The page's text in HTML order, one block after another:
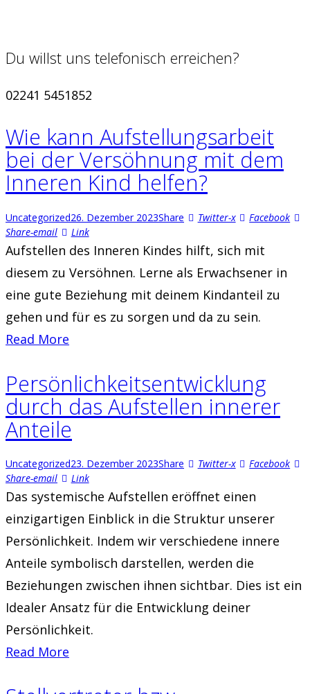
Du willst uns telefonisch erreichen?
02241 5451852‬
Wie kann Aufstellungsarbeit
bei der Versöhnung mit dem
Inneren Kind helfen?
Uncategorized26. Dezember 2023Share Twitter-x
Facebook
Share-email
Link
Aufstellen des Inneren Kindes hilft, sich mit
diesem zu Versöhnen. Lerne als Erwachsener in
eine gute Beziehung mit deinem Kindanteil zu
gehen und für es zu sorgen und da zu sein.
Read More
Persönlichkeitsentwicklung
durch das Aufstellen innerer
Anteile
Uncategorized23. Dezember 2023Share Twitter-x
Facebook
Share-email
Link
Das systemische Aufstellen eröffnet einen
einzigartigen Einblick in die Struktur unserer
Persönlichkeit. Indem wir verschiedene innere
Anteile symbolisch darstellen, werden die
Beziehungen zwischen ihnen sichtbar. Dies ist ein
Idealer Ansatz für die Entwicklung deiner
Persönlichkeit.
Read More